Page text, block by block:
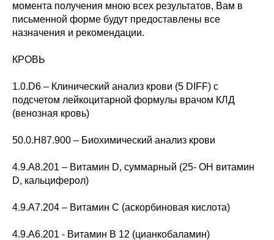
момента получения мною всех результатов, Вам в
письменной форме будут предоставлены все
назначения и рекомендации.
КРОВЬ
1.0.D6 – Клинический анализ крови (5 DIFF) с
подсчетом лейкоцитарной формулы врачом КЛД
(венозная кровь)
50.0.H87.900 – Биохимический анализ крови
4.9.A8.201 – Витамин D, суммарный (25- OH витамин
D, кальциферол)
4.9.A7.204 – Витамин С (аскорбиновая кислота)
4.9.A6.201 - Витамин В 12 (цианкобаламин)